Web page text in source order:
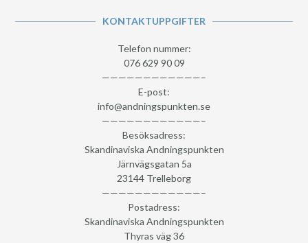
KONTAKTUPPGIFTER
Telefon nummer:
076 629 90 09
————————————–
E-post:
info@andningspunkten.se
————————————–
Besöksadress:
Skandinaviska Andningspunkten
Järnvägsgatan 5a
23144 Trelleborg
————————————–
Postadress:
Skandinaviska Andningspunkten
Thyras väg 36